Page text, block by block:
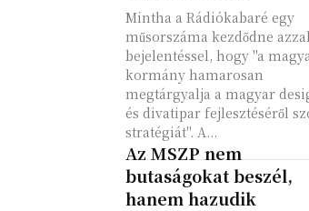
Mintha a Rádiókabaré egy
műsorszáma kezdődne
bejelentéssel, hogy "a
kormány hamarosan
megtárgyalja a magyar
és divatipar fejlesztéséről
stratégiát". A...
Az MSZP nem
butaságokat beszél,
hanem hazudik